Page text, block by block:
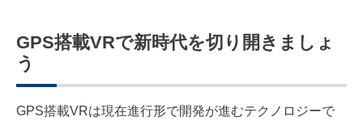
GPS搭載VRで新時代を切り開きましょ
う
GPS搭載VRは現在進行形で開発が進むテクノロジーで